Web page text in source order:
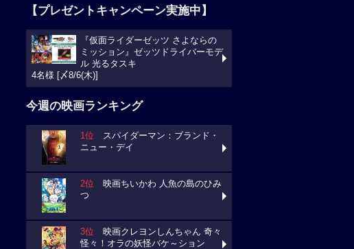
【プレゼントキャンペーン実施中】
『仮面ライダーゼッツ さよならの
ミッション』ゼッツドライバーモデ
ル 光るタスキ
4名様 [〆8/6(木)]
今週の映画ランキング
1位 スパイダーマン：ブランド・
ニュー・デイ
2位 映画ちいかわ 人魚の島のひみ
つ
3位 映画クレヨンしんちゃん 奇々
怪々！オラの妖怪バケ～ション